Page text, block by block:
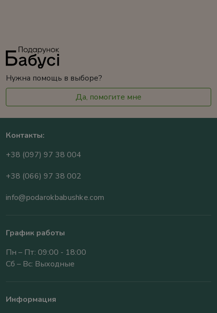
Нужна помощь в выборе?
Да, помогите мне
Контакты:
+38 (097) 97 38 004
+38 (066) 97 38 002
info@podarokbabushke.com
График работы
Пн – Пт: 09:00 - 18:00
Сб – Вс: Выходные
Информация